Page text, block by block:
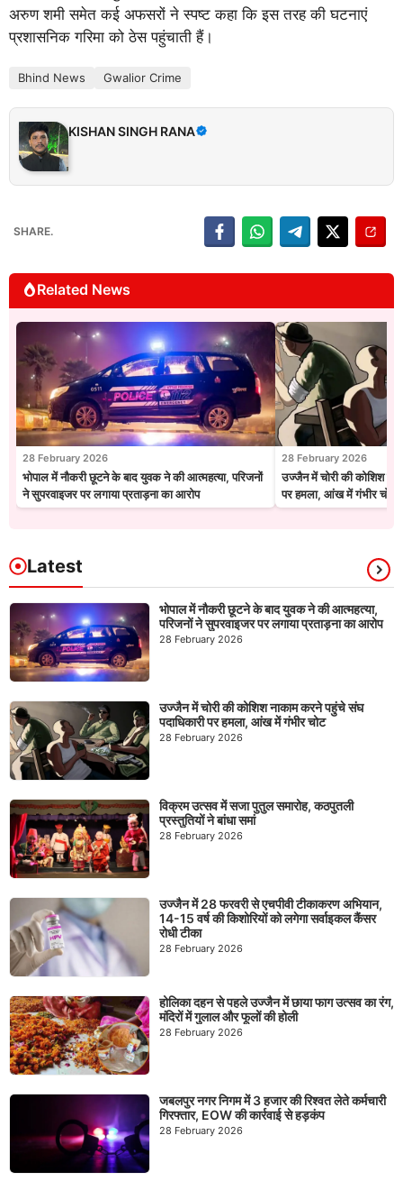
अरुण शमी समेत कई अफसरों ने स्पष्ट कहा कि इस तरह की घटनाएं
प्रशासनिक गरिमा को ठेस पहुंचाती हैं।
Bhind News Gwalior Crime
KISHAN SINGH RANA
SHARE.
Related News
28 February 2026
भोपाल में नौकरी छूटने के बाद युवक ने की आत्महत्या, परिजनों
ने सुपरवाइजर पर लगाया प्रताड़ना का आरोप
28 February 2026
उज्जैन में चोरी की कोशिश
पर हमला, आंख में गंभीर चोट
Latest
भोपाल में नौकरी छूटने के बाद युवक ने की आत्महत्या,
परिजनों ने सुपरवाइजर पर लगाया प्रताड़ना का आरोप
28 February 2026
उज्जैन में चोरी की कोशिश नाकाम करने पहुंचे संघ
पदाधिकारी पर हमला, आंख में गंभीर चोट
28 February 2026
विक्रम उत्सव में सजा पुतुल समारोह, कठपुतली
प्रस्तुतियों ने बांधा समां
28 February 2026
उज्जैन में 28 फरवरी से एचपीवी टीकाकरण अभियान,
14-15 वर्ष की किशोरियों को लगेगा सर्वाइकल कैंसर
रोधी टीका
28 February 2026
होलिका दहन से पहले उज्जैन में छाया फाग उत्सव का रंग,
मंदिरों में गुलाल और फूलों की होली
28 February 2026
जबलपुर नगर निगम में 3 हजार की रिश्वत लेते कर्मचारी
गिरफ्तार, EOW की कार्रवाई से हड़कंप
28 February 2026